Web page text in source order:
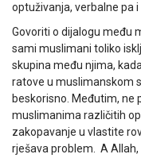
optuživanja, verbalne pa
Govoriti o dijalogu među
sami muslimani toliko
skupina među njima,
ratove u muslimanskom
beskorisno. Međutim, ne
muslimanima različitih
zakopavanje u vlastite
rješava problem. A Allah,